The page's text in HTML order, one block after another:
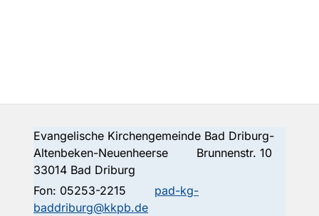
Evangelische Kirchengemeinde Bad Driburg-
Altenbeken-Neuenheerse Brunnenstr. 10
33014 Bad Driburg
Fon: 05253-2215
pad-kg-
baddriburg@kkpb.de